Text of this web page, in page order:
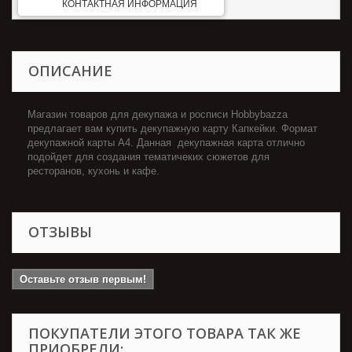
КОНТАКТНАЯ ИНФОРМАЦИЯ
ОПИСАНИЕ
Магазин товаров для декупажа и росписи Hobbybazza
предлагает вам купить декупажную карту Капкейки. Формат
декупажной карты А4. Данная декупажная карта отлично
подойдет для создания тематичеких сюжетов для
ресторанов, кухонь и кафе.
ОТЗЫВЫ
Оставьте отзыв первым!
ПОКУПАТЕЛИ ЭТОГО ТОВАРА ТАК ЖЕ